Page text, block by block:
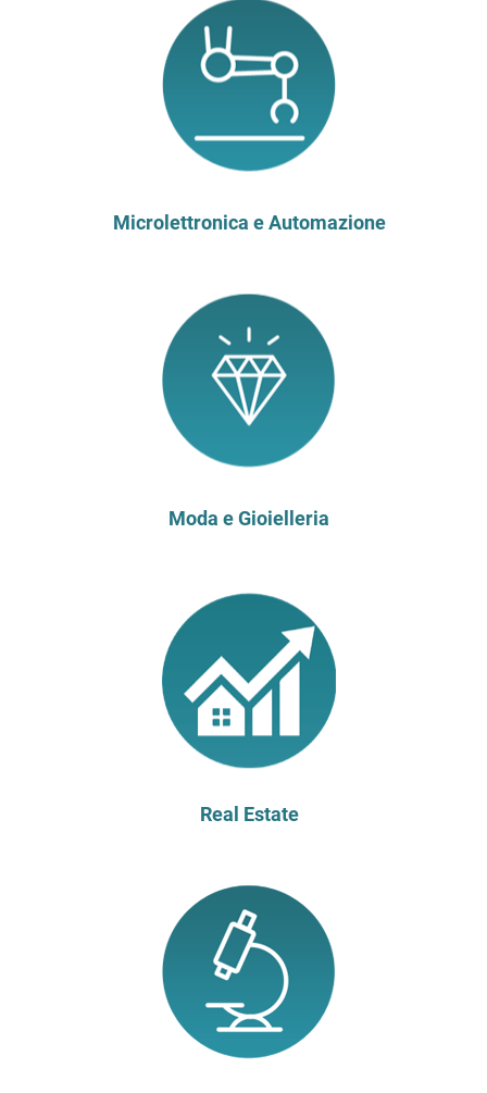
Microlettronica e Automazione
Moda e Gioielleria
Real Estate